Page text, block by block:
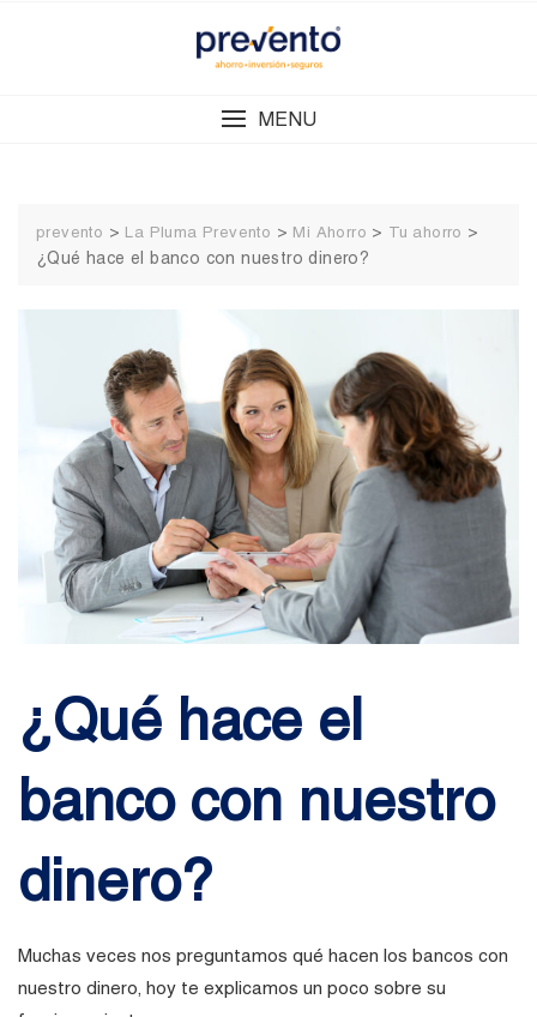
MENU
prevento > La Pluma Prevento > Mi Ahorro > Tu ahorro >
¿Qué hace el banco con nuestro dinero?
¿Qué hace el
banco con nuestro
dinero?
Muchas veces nos preguntamos qué hacen los bancos con
nuestro dinero, hoy te explicamos un poco sobre su